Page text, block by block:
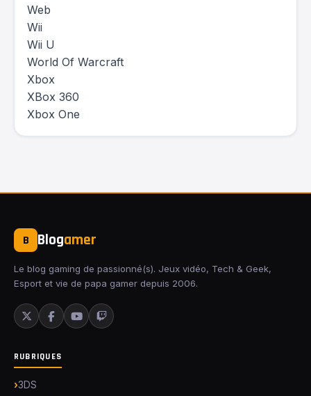
Web
Wii
Wii U
World Of Warcraft
Xbox
XBox 360
Xbox One
B Blogamer
Le blog gaming de passionné(s). Jeux vidéo, Tech & Geek,
Esport et vie de papa gamer depuis 2006.
RUBRIQUES
3DS